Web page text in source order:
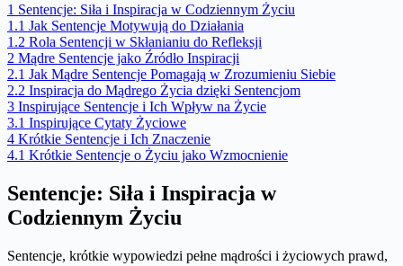
1 Sentencje: Siła i Inspiracja w Codziennym Życiu
1.1 Jak Sentencje Motywują do Działania
1.2 Rola Sentencji w Skłanianiu do Refleksji
2 Mądre Sentencje jako Źródło Inspiracji
2.1 Jak Mądre Sentencje Pomagają w Zrozumieniu Siebie
2.2 Inspiracja do Mądrego Życia dzięki Sentencjom
3 Inspirujące Sentencje i Ich Wpływ na Życie
3.1 Inspirujące Cytaty Życiowe
4 Krótkie Sentencje i Ich Znaczenie
4.1 Krótkie Sentencje o Życiu jako Wzmocnienie
Sentencje: Siła i Inspiracja w
Codziennym Życiu
Sentencje, krótkie wypowiedzi pełne mądrości i życiowych prawd,